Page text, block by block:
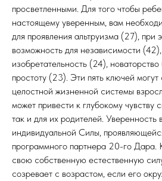
просветленными. Для того чтобы
настоящему уверенным, вам
для проявления альтруизма (27), при
возможность для независимости
изобретательность (24),
простоту (23). Эти пять ключей
целостной жизненной системы
может привести к глубокому чувству
так и для их родителей. Уверенность
индивидуальной Силы,
программного партнера 20-го Дара.
свою собственную естественную
созревает с возрастом, если его